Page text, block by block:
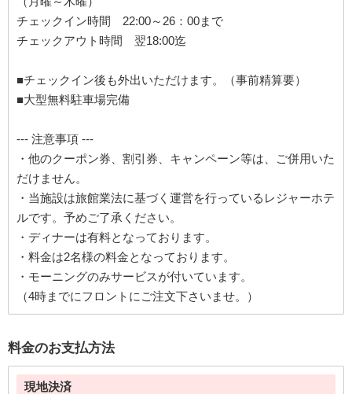
チェックイン時間 22:00～26：00まで
チェックアウト時間 翌18:00迄
■チェックイン後も外出いただけます。（事前精算要）
■大型無料駐車場完備
--- 注意事項 ---
・他のクーポン券、割引券、キャンペーン等は、ご併用いた
だけません。
・当施設は旅館業法に基づく運営を行っているレジャーホテ
ルです。予めご了承ください。
・ディナーは有料となっております。
・料金は2名様の料金となっております。
・モーニングのみサービスが付いています。
（4時までにフロントにご注文下さいませ。）
料金のお支払方法
現地決済